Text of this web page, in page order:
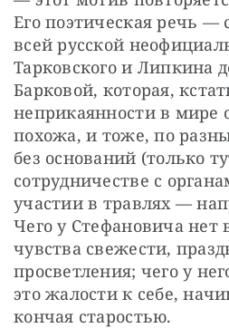
Его поэтическая речь —
всей русской
Тарковского и Липкина
Барковой, которая,
неприкаянности в мире
похожа, и тоже, по
без оснований (только
сотрудничестве с
участии в травлях —
Чего у Стефановича нет
чувства свежести,
просветления; чего у
это жалости к себе,
кончая старостью.